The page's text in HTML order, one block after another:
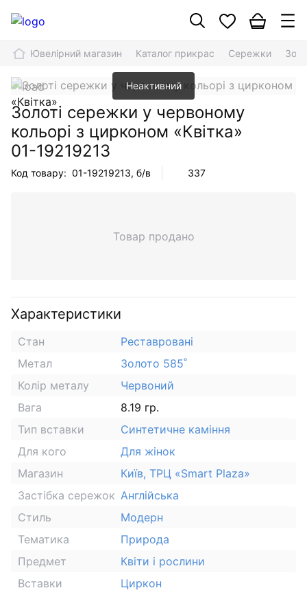
Ювелірний магазин Каталог прикрас Сережки
Неактивний
Золоті сережки у червоному
кольорі з цирконом «Квітка»
01-19219213
Код товару: 01-19219213, б/в 337
Товар продано
Характеристики
Стан
Реставровані
Метал
Золото 585˚
Колір металу
Червоний
Вага
8.19 гр.
Тип вставки
Синтетичне каміння
Для кого
Для жінок
Магазин
Київ, ТРЦ «Smart Plaza»
Застібка сережок Англійська
Стиль
Модерн
Тематика
Природа
Предмет
Квіти і рослини
Вставки
Циркон